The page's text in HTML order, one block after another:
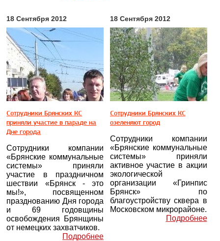
18 Сентября 2012
Сотрудники Брянских КС
приняли участие в параде на
Дне города
Сотрудники компании
«Брянские коммунальные
системы» приняли
участие в праздничном
шествии «Брянск - это
мы!», посвященном
празднованию Дня города
и 69 годовщины
освобождения Брянщины
от немецких захватчиков.
Подробнее
18 Сентября 2012
Сотрудники Брянских КС
озеленяют город
Сотрудники компании
«Брянские коммунальные
системы» приняли
активное участие в акции
экологической
организации «Гринпис
Брянск» по
благоустройству сквера в
Московском микрорайоне.
Подробнее